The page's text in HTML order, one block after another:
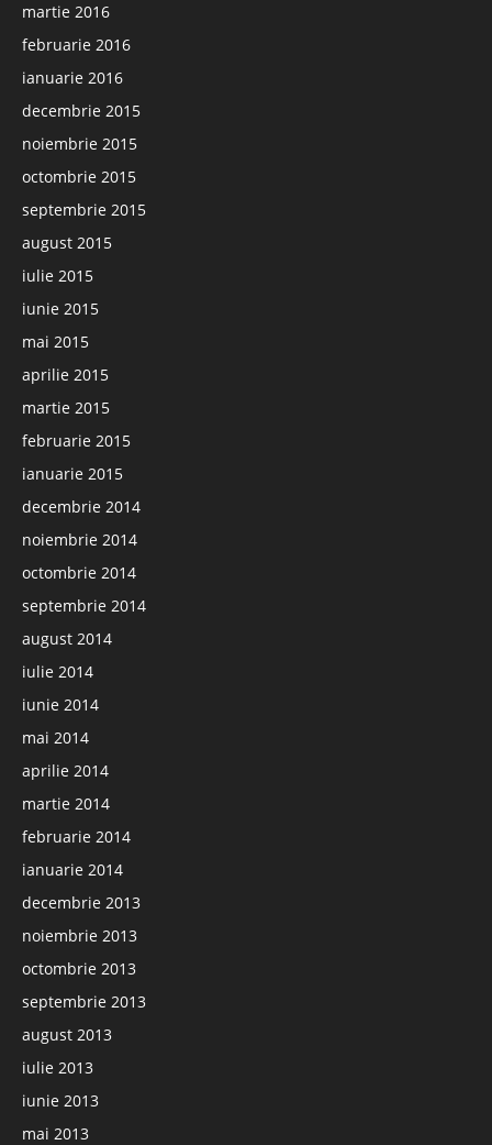
martie 2016
februarie 2016
ianuarie 2016
decembrie 2015
noiembrie 2015
octombrie 2015
septembrie 2015
august 2015
iulie 2015
iunie 2015
mai 2015
aprilie 2015
martie 2015
februarie 2015
ianuarie 2015
decembrie 2014
noiembrie 2014
octombrie 2014
septembrie 2014
august 2014
iulie 2014
iunie 2014
mai 2014
aprilie 2014
martie 2014
februarie 2014
ianuarie 2014
decembrie 2013
noiembrie 2013
octombrie 2013
septembrie 2013
august 2013
iulie 2013
iunie 2013
mai 2013